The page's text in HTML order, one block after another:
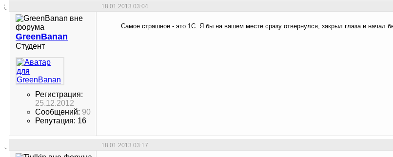
18.01.2013 03:04
GreenBanan
Студент
Регистрация:
25.12.2012
Сообщений: 90
Репутация: 16
Самое страшное - это 1С. Я бы на вашем месте сразу отвернулся, закрыл глаза и начал
18.01.2013 03:17